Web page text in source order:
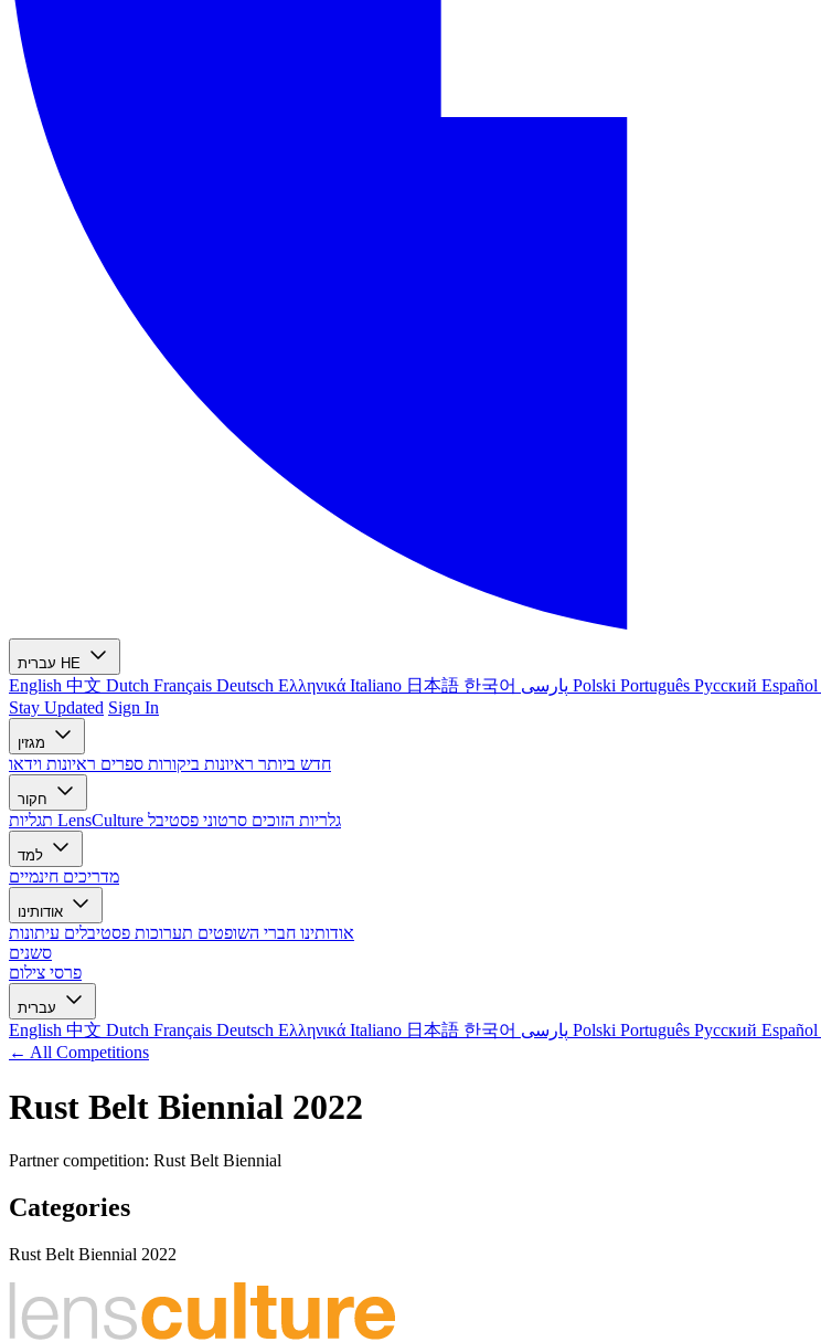
עברית HE
English 中文 Dutch Français Deutsch Ελληνικά Italiano 日本語 한국어 Polski Português Русский Español
Stay Updated Sign In
מגזין
חדש ביותר ראיונות ביקורות ספרים ראיונות וידאו
חקור
תגליות LensCulture גלריות הזוכים סרטוני פסטיבל
למד
מדריכים חינמיים
אודותינו
אודותינו חברי השופטים תערוכות פסטיבלים עיתונות
סשנים
פרסי צילום
English 中文 Dutch Français Deutsch Ελληνικά Italiano 日本語 한국어 Polski Português Русский Español
← All Competitions
Rust Belt Biennial 2022
Partner competition: Rust Belt Biennial
Categories
Rust Belt Biennial 2022